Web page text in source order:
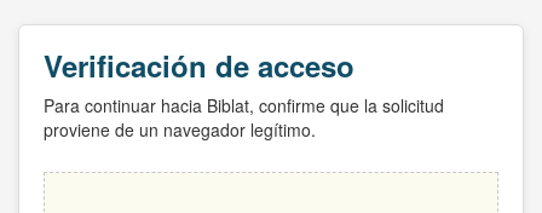
Verificación de acceso
Para continuar hacia Biblat, confirme que la solicitud
proviene de un navegador legítimo.